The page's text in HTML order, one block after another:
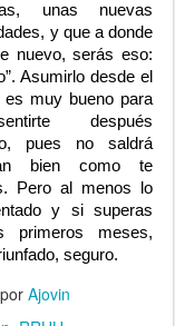
unas nuevas
y que a donde
nuevo, serás eso:
Asumirlo desde el
es muy bueno para
después
pues no saldrá
bien como te
Pero al menos lo
y si superas
primeros meses,
seguro.
por Ajovin